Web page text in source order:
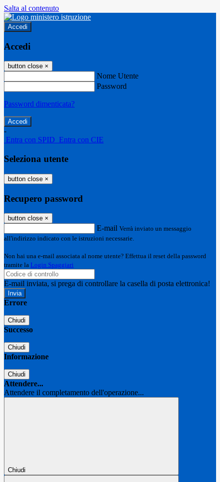
Salta al contenuto
Accedi
Accedi
button close ×
Nome Utente
Password
Password dimenticata?
-
Entra con SPID Entra con CIE
Seleziona utente
button close ×
Recupero password
button close ×
E-mail Verrà inviato un messaggio
all'indirizzo indicato con le istruzioni necessarie.
Non hai una e-mail associata al nome utente? Effettua il reset della password
tramite la Login Spaggiari
E-mail inviata, si prega di controllare la casella di posta elettronica!
Errore
Chiudi
Successo
Chiudi
Informazione
Chiudi
Attendere...
Attendere il completamento dell'operazione...
Chiudi